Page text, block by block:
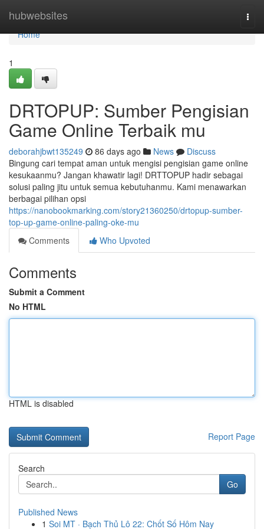
hubwebsites
Home
Home
1
DRTOPUP: Sumber Pengisian
Game Online Terbaik mu
deborahjbwt135249 86 days ago News
Discuss
Bingung cari tempat aman untuk mengisi pengisian game online
kesukaanmu? Jangan khawatir lagi! DRTTOPUP hadir sebagai
solusi paling jitu untuk semua kebutuhanmu. Kami menawarkan
berbagai pilihan opsi
https://nanobookmarking.com/story21360250/drtopup-sumber-
top-up-game-online-paling-oke-mu
Comments
Who Upvoted
Comments
Submit a Comment
No HTML
HTML is disabled
Report Page
Search
Go
Published News
1 Soi MT · Bạch Thủ Lô 22: Chốt Số Hôm Nay